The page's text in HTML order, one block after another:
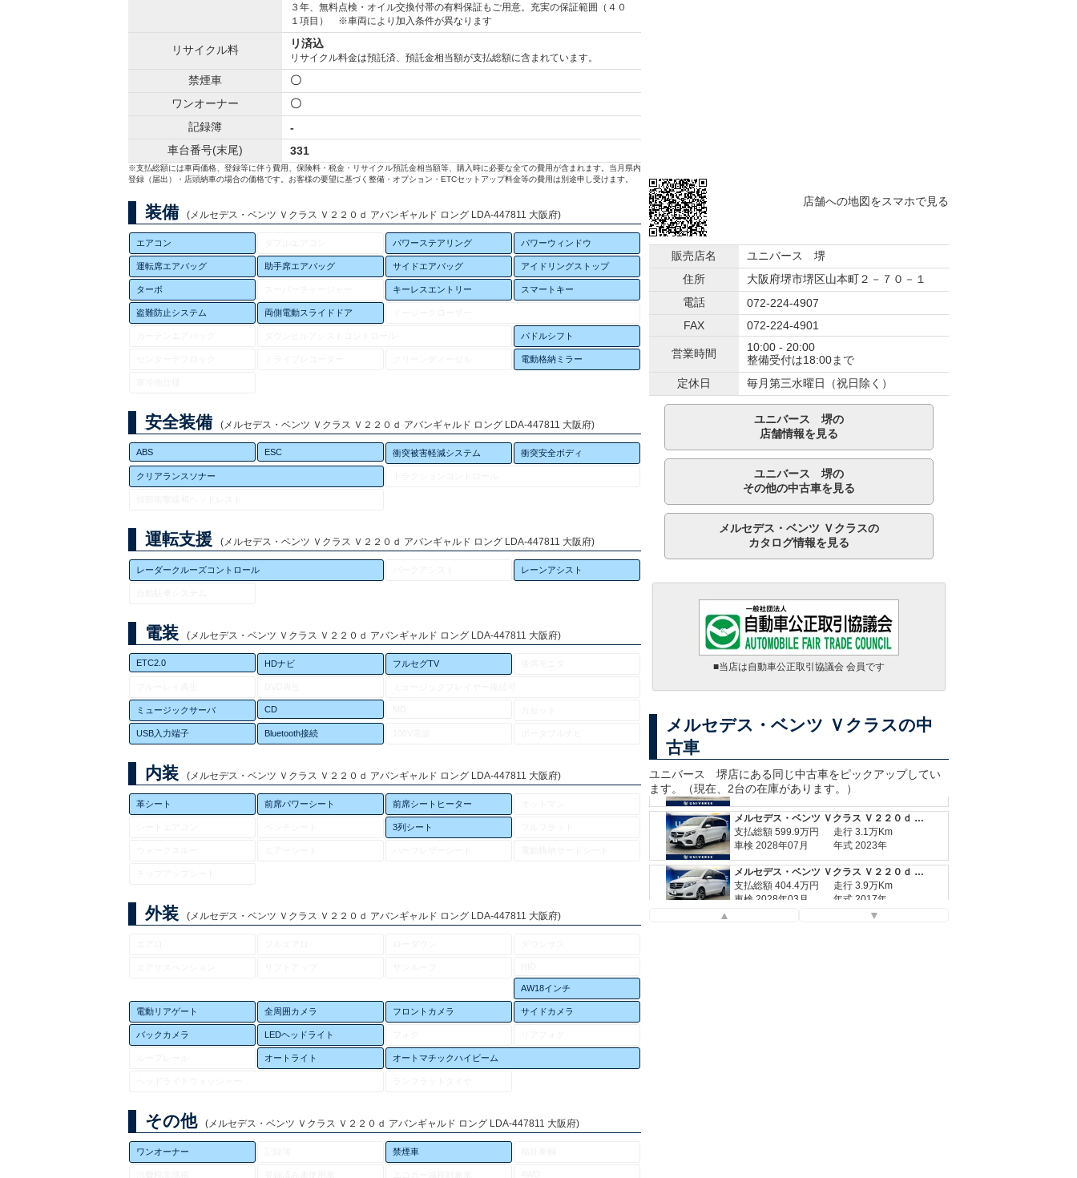
３年、無料点検・オイル交換付帯の有料保証もご用意。充実の保証範囲（４０
１項目） ※車両により加入条件が異なります
リサイクル料 リ済込
リサイクル料金は預託済、預託金相当額が支払総額に含まれています。
禁煙車
〇
ワンオーナー
〇
記録簿
-
車台番号(末尾)
331
※支払総額には車両価格、登録等に伴う費用、保険料・税金・リサイクル預託金相当額等、購入時に必要な全ての費用が含まれます。当月県内
登録（届出）・店頭納車の場合の価格です。お客様の要望に基づく整備・オプション・ETCセットアップ料金等の費用は別途申し受けます。
装備 (メルセデス・ベンツ Ｖクラス Ｖ２２０ｄ アバンギャルド ロング LDA-447811 大阪府)
エアコン パワーステアリング パワーウィンドウ
運転席エアバッグ 助手席エアバッグ サイドエアバッグ アイドリングストップ
ターボ キーレスエントリー スマートキー
盗難防止システム 両側電動スライドドア
パドルシフト
電動格納ミラー
安全装備 (メルセデス・ベンツ Ｖクラス Ｖ２２０ｄ アバンギャルド ロング LDA-447811 大阪府)
ABS ESC 衝突被害軽減システム 衝突安全ボディ
クリアランスソナー
運転支援 (メルセデス・ベンツ Ｖクラス Ｖ２２０ｄ アバンギャルド ロング LDA-447811 大阪府)
レーダークルーズコントロール レーンアシスト
電装 (メルセデス・ベンツ Ｖクラス Ｖ２２０ｄ アバンギャルド ロング LDA-447811 大阪府)
ETC2.0 HDナビ フルセグTV
ミュージックサーバ CD
USB入力端子 Bluetooth接続
内装 (メルセデス・ベンツ Ｖクラス Ｖ２２０ｄ アバンギャルド ロング LDA-447811 大阪府)
革シート 前席パワーシート 前席シートヒーター
3列シート
外装 (メルセデス・ベンツ Ｖクラス Ｖ２２０ｄ アバンギャルド ロング LDA-447811 大阪府)
AW18インチ
電動リアゲート 全周囲カメラ フロントカメラ サイドカメラ
バックカメラ LEDヘッドライト
オートライト オートマチックハイビーム
その他 (メルセデス・ベンツ Ｖクラス Ｖ２２０ｄ アバンギャルド ロング LDA-447811 大阪府)
ワンオーナー 禁煙車
店舗への地図をスマホで見る
販売店名
ユニバース 堺
住所
大阪府堺市堺区山本町２－７０－１
電話
072-224-4907
FAX
072-224-4901
営業時間
10:00 - 20:00
整備受付は18:00まで
定休日
毎月第三水曜日（祝日除く）
ユニバース 堺の
店舗情報を見る
ユニバース 堺の
その他の中古車を見る
メルセデス・ベンツ Ｖクラスの
カタログ情報を見る
■当店は自動車公正取引協議会 会員です
メルセデス・ベンツ Ｖクラスの中
古車
ユニバース 堺店にある同じ中古車をピックアップしてい
ます。（現在、2台の在庫があります。）
支払総額599.9万円
走行 3.1万Km
支払総額404.4万円
走行 3.9万Km
車検 2028年03月
年式 2017年
メルセデス・ベンツ Ｖクラス Ｖ２２０ｄ アバンギャルド ロング ＡＭＧラインパッケージ
支払総額 599.9万円
走行 3.1万Km
車検 2028年07月
年式 2023年
メルセデス・ベンツ Ｖクラス Ｖ２２０ｄ アバンギャルド ロング
支払総額 404.4万円
走行 3.9万Km
車検 2028年03月
年式 2017年
▲ ▼